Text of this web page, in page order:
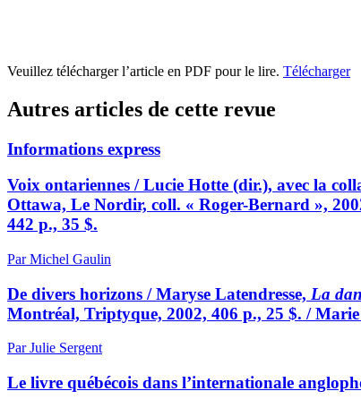
Veuillez télécharger l’article en PDF pour le lire. Télécharger
Autres articles de cette revue
Informations express
Voix ontariennes / Lucie Hotte (dir.), avec la
Ottawa, Le Nordir, coll. « Roger-Bernard »,
442 p., 35 $.
Par Michel Gaulin
De divers horizons / Maryse Latendresse, La
Montréal, Triptyque, 2002, 406 p., 25 $. /
Par Julie Sergent
Le livre québécois dans l’internationale